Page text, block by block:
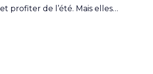
profiter de l’été. Mais elles…